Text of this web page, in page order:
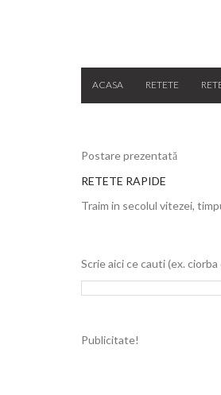
ACASA RETETE
Postare prezentată
RETETE RAPIDE
Traim in secolul vitezei,
Scrie aici ce cauti (ex. ciorba
Publicitate!